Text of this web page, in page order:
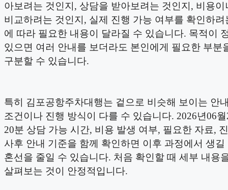
아보려는 것인지, 상담을 받아보려는 것인지, 비용이
비교하려는 것인지, 실제 진행 가능 여부를 확인하려
에 따라 필요한 내용이 달라질 수 있습니다. 목적이
있으면 여러 안내를 보더라도 본인에게 필요한 부분
구분할 수 있습니다.
특히 김포공항주차대행는 겉으로 비슷해 보이는 안
조건이나 진행 방식이 다를 수 있습니다. 2026년06
20분 상담 가능 시간, 비용 발생 여부, 필요한 자료,
사후 안내 기준을 함께 확인하면 이후 과정에서 생길
혼선을 줄일 수 있습니다. 처음 확인할 때 세부 내용
살펴보는 것이 안정적입니다.